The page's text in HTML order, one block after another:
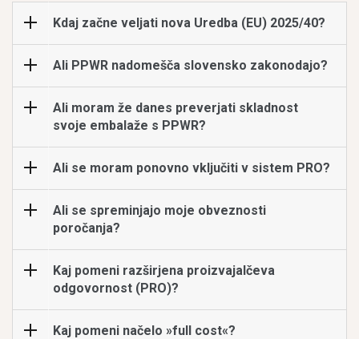
Kdaj začne veljati nova Uredba (EU) 2025/40?
Ali PPWR nadomešča slovensko zakonodajo?
Ali moram že danes preverjati skladnost
svoje embalaže s PPWR?
Ali se moram ponovno vključiti v sistem PRO?
Ali se spreminjajo moje obveznosti
poročanja?
Kaj pomeni razširjena proizvajalčeva
odgovornost (PRO)?
Kaj pomeni načelo »full cost«?